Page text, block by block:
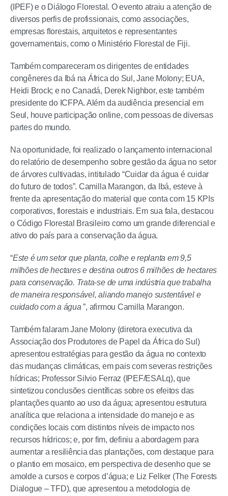
(IPEF) e o Diálogo Florestal. O evento atraiu a atenção de
diversos perfis de profissionais, como associações,
empresas florestais, arquitetos e representantes
governamentais, como o Ministério Florestal de Fiji.
Também compareceram os dirigentes de entidades
congêneres da Ibá na África do Sul, Jane Molony; EUA,
Heidi Brock; e no Canadá, Derek Nighbor, este também
presidente do ICFPA. Além da audiência presencial em
Seul, houve participação online, com pessoas de diversas
partes do mundo.
Na oportunidade, foi realizado o lançamento internacional
do relatório de desempenho sobre gestão da água no setor
de árvores cultivadas, intitulado “Cuidar da água é cuidar
do futuro de todos”. Camilla Marangon, da Ibá, esteve à
frente da apresentação do material que conta com 15 KPIs
corporativos, florestais e industriais. Em sua fala, destacou
o Código Florestal Brasileiro como um grande diferencial e
ativo do país para a conservação da água.
“Este é um setor que planta, colhe e replanta em 9,5
milhões de hectares e destina outros 6 milhões de hectares
para conservação. Trata-se de uma indústria que trabalha
de maneira responsável, aliando manejo sustentável e
cuidado com a água”, afirmou Camilla Marangon.
Também falaram Jane Molony (diretora executiva da
Associação dos Produtores de Papel da África do Sul)
apresentou estratégias para gestão da água no contexto
das mudanças climáticas, em pais com severas restrições
hídricas; Professor Silvio Ferraz (IPEF/ESALq), que
sintetizou conclusões científicas sobre os efeitos das
plantações quanto ao uso da água; apresentou estrutura
analítica que relaciona a intensidade do manejo e as
condições locais com distintos níveis de impacto nos
recursos hídricos; e, por fim, definiu a abordagem para
aumentar a resiliência das plantações, com destaque para
o plantio em mosaico, em perspectiva de desenho que se
amolde a cursos e corpos d’água; e Liz Felker (The Forests
Dialogue – TFD), que apresentou a metodologia de